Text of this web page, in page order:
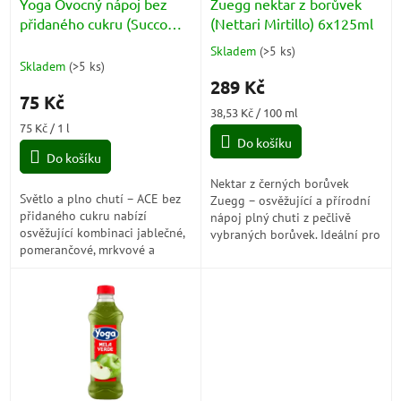
Yoga Ovocný nápoj bez
přidaného cukru (Succo
Skladem (>5 ks)
75 Kč
Měrná
cena:
75 Kč / 1 l
Do košíku
Světlo a plno chutí – ACE bez
přidaného cukru nabízí
osvěžující kombinaci jablečné,
pomerančové, mrkvové a
plnohodnotném nápoji s
vitamíny C, E a beta-
Zuegg nektar z borůvek
(Nettari Mirtillo) 6x125ml
Průměrné
produktu
5,0
5
Skladem (>5 ks)
289 Kč
Měrná
cena:
38,53 Kč / 100 ml
Do košíku
Nektar z černých borůvek
Zuegg – osvěžující a přírodní
nápoj plný chuti z pečlivě
vybraných borůvek. Ideální pro